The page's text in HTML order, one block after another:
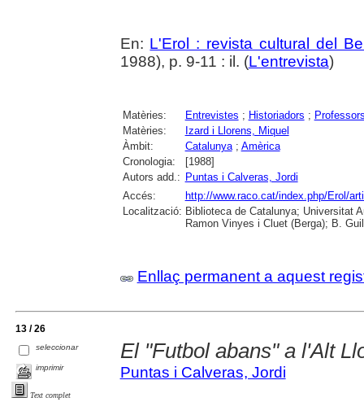
En: L'Erol : revista cultural del
1988), p. 9-11 : il. (L'entrevista)
Matèries: Entrevistes ; Historiadors ;
Matèries:
Izard i Llorens, Miquel
Àmbit:
Catalunya; Amèrica
Cronologia:
[1988]
Autors add.: Puntas i Calveras, Jordi
Accés:
http://www.raco.cat/index.php/Erol/
Localització: Biblioteca de Catalunya; Universitat
Ramon Vinyes i Cluet (Berga); B.
Enllaç permanent a aquest
13 / 26
seleccionar
imprimir
Text complet
El "Futbol abans" a l'Alt
Puntas i Calveras, Jordi